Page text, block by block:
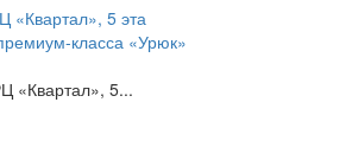
класса «Урюк»
«Квартал», 5...